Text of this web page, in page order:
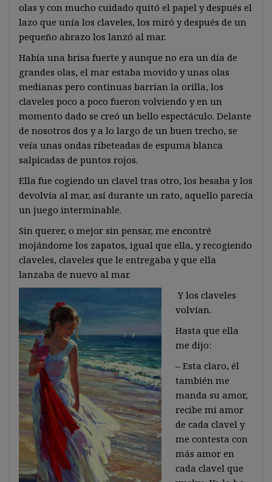
olas y con mucho cuidado quitó el papel y después el
lazo que unía los claveles, los miró y después de un
pequeño abrazo los lanzó al mar.
Había una brisa fuerte y aunque no era un día de
grandes olas, el mar estaba movido y unas olas
medianas pero continuas barrían la orilla, los
claveles poco a poco fueron volviendo y en un
momento dado se creó un bello espectáculo. Delante
de nosotros dos y a lo largo de un buen trecho, se
veía unas ondas ribeteadas de espuma blanca
salpicadas de puntos rojos.
Ella fue cogiendo un clavel tras otro, los besaba y los
devolvía al mar, así durante un rato, aquello parecía
un juego interminable.
Sin querer, o mejor sin pensar, me encontré
mojándome los zapatos, igual que ella, y recogiendo
claveles, claveles que le entregaba y que ella
lanzaba de nuevo al mar.
Y los claveles
volvían.
Hasta que ella
me dijo:
– Esta claro, él
también me
manda su amor,
recibe mi amor
de cada clavel y
me contesta con
más amor en
cada clavel que